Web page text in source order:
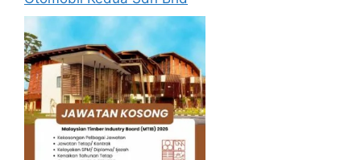
Calon hendaklah warganegara Malaysia
berusia tidak kurang daripada 18 tahun
pada tarikh tutup permohonan jawatan.
Berkelayakan dan melepasi syarat-syarat
pelantikan yang telah ditetapkan bagi
setiap jawatan kosong di MSN Selangor
yang hendak dipohon.